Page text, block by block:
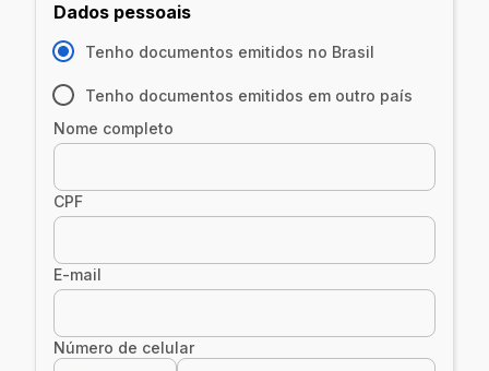
Dados pessoais
Tenho documentos emitidos no Brasil
Tenho documentos emitidos em outro país
Nome completo
CPF
E-mail
Número de celular